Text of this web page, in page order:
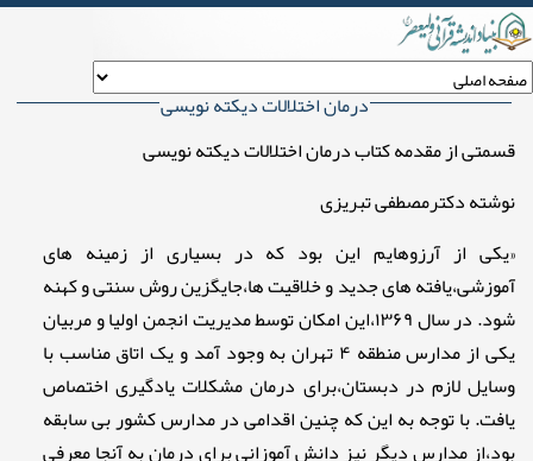
درمان اختلالات دیکته نویسی
قسمتی از مقدمه کتاب درمان اختلالات دیکته نویسی
نوشته دکترمصطفی تبریزی
«یکی از آرزوهایم این بود که در بسیاری از زمینه های
آموزشی،یافته های جدید و خلاقیت ها،جایگزین روش سنتی و کهنه
شود. در سال ۱۳۶۹،این امکان توسط مدیریت انجمن اولیا و مربیان
یکی از مدارس منطقه ۴ تهران به وجود آمد و یک اتاق مناسب با
وسایل لازم در دبستان،برای درمان مشکلات یادگیری اختصاص
یافت. با توجه به این که چنین اقدامی در مدارس کشور بی سابقه
بود،از مدارس دیگر نیز دانش آموزانی برای درمان به آنجا معرفی